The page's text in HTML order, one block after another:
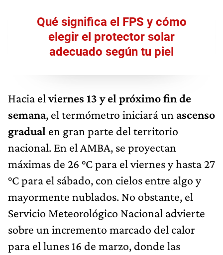
Qué significa el FPS y cómo
elegir el protector solar
adecuado según tu piel
Hacia elviernes 13 y el próximo fin de
semana, el termómetro iniciará un ascenso
gradual en gran parte del territorio
nacional. En el AMBA, se proyectan
máximas de 26 °C para el viernes y hasta 27
°C para el sábado, con cielos entre algo y
mayormente nublados. No obstante, el
Servicio Meteorológico Nacional advierte
sobre un incremento marcado del calor
para el lunes 16 de marzo, donde las